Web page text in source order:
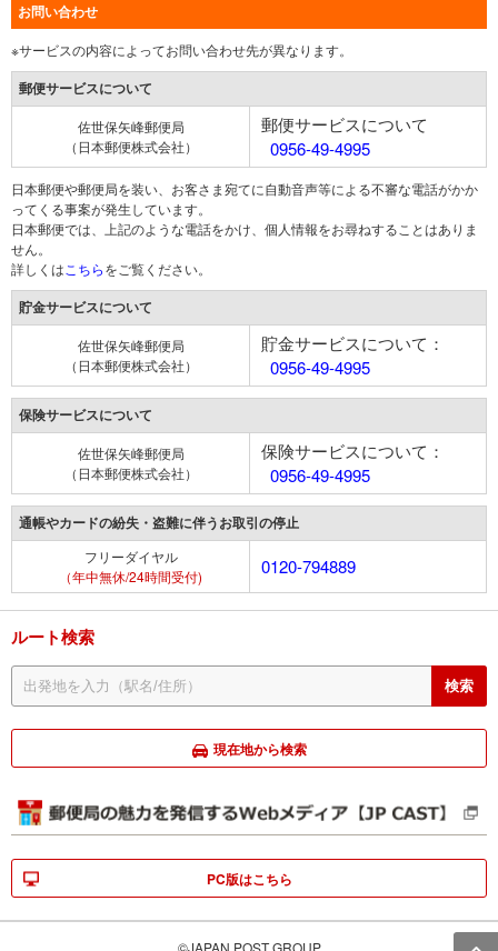
お問い合わせ
※サービスの内容によってお問い合わせ先が異なります。
郵便サービスについて
佐世保矢峰郵便局
（日本郵便株式会社）
郵便サービスについて
0956-49-4995
日本郵便や郵便局を装い、お客さま宛てに自動音声等による不審な電話がかか
ってくる事案が発生しています。
日本郵便では、上記のような電話をかけ、個人情報をお尋ねすることはありま
せん。
詳しくは こちらをご覧ください。
貯金サービスについて
佐世保矢峰郵便局
（日本郵便株式会社）
貯金サービスについて：
0956-49-4995
保険サービスについて
佐世保矢峰郵便局
（日本郵便株式会社）
保険サービスについて：
0956-49-4995
通帳やカードの紛失・盗難に伴うお取引の停止
フリーダイヤル
（年中無休/24時間受付)
0120-794889
ルート検索
現在地から検索
PC版はこちら